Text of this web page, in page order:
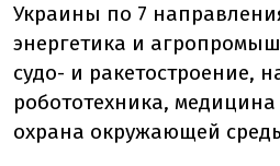
Украины по 7
энергетика и
судо- и ракетостроение,
робототехника,
охрана окружающей